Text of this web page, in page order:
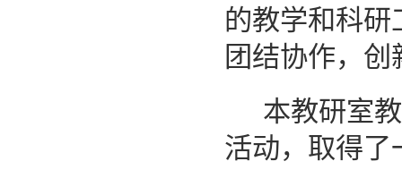
的教学和科
团结协作，
本教研室
活动，取得了